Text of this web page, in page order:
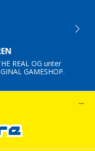
REAL OG unter
GAMESHOP.